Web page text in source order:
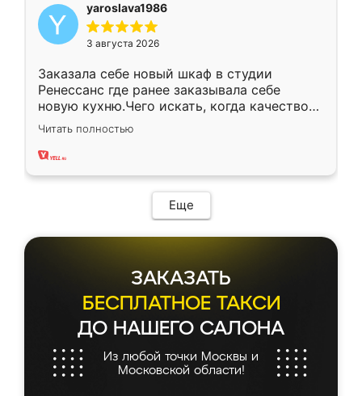
yaroslava1986
3 августа 2026
Заказала себе новый шкаф в студии
Ренессанс где ранее заказывала себе
новую кухню.Чего искать, когда качеством
вполне довольна. Служит кухня уже почти
два года, нареканий нет.
Читать полностью
Еще
ЗАКАЗАТЬ
БЕСПЛАТНОЕ ТАКСИ
ДО НАШЕГО САЛОНА
Из любой точки Москвы и
Московской области!